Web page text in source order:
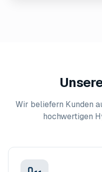
Wir beliefern Kunden
hochwertigen